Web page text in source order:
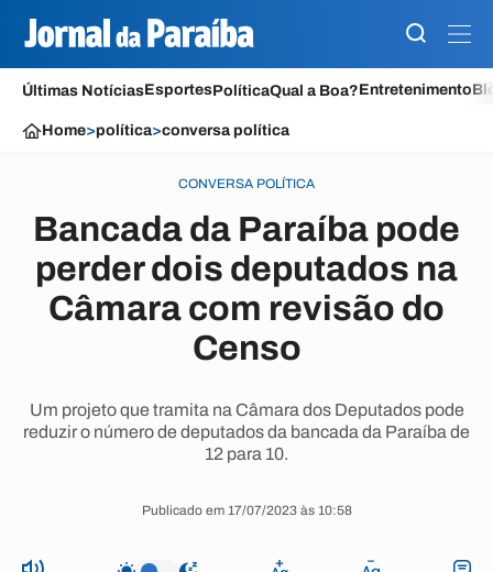
Últimas NotíciasEsportesPolíticaQual a Boa?Entretenimento
Home>política>conversa política
CONVERSA POLÍTICA
Bancada da Paraíba pode
perder dois deputados na
Câmara com revisão do
Censo
Um projeto que tramita na Câmara dos Deputados pode
reduzir o número de deputados da bancada da Paraíba de
12 para 10.
Publicado em 17/07/2023 às 10:58